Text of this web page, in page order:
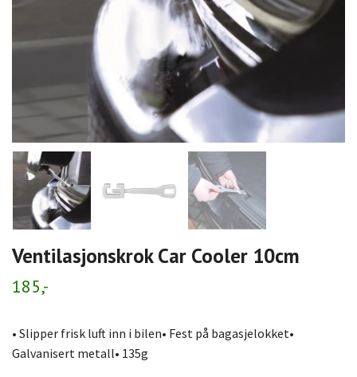
Ventilasjonskrok Car Cooler 10cm
185,-
• Slipper frisk luft inn i bilen• Fest på bagasjelokket•
Galvanisert metall• 135g